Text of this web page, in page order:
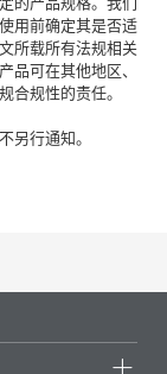
用前确定其是否适
所载所有法规相关
品可在其他地区、
合规性的责任。
另行通知。